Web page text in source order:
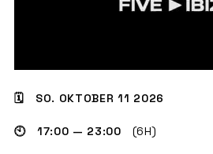
GET THE APP
🗓 SO. OKTOBER 11 2026
🕙 17:00 — 23:00 (6H)